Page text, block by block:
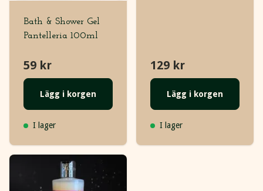
Bath & Shower Gel
Pantelleria 100ml
59 kr
Lägg i korgen
I lager
129 kr
Lägg i korgen
I lager